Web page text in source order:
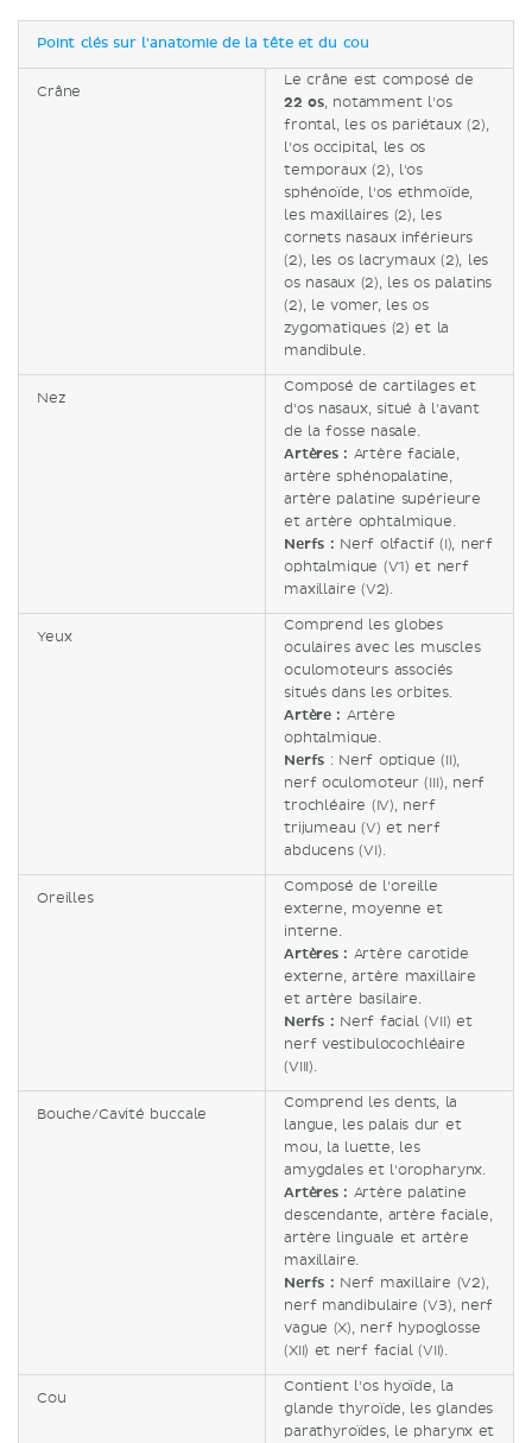
Point clés sur l'anatomie de la tête et du cou
Crâne
Le crâne est composé de
22 os, notamment l'os
frontal, les os pariétaux (2),
l'os occipital, les os
temporaux (2), l'os
sphénoïde, l'os ethmoïde,
les maxillaires (2), les
cornets nasaux inférieurs
(2), les os lacrymaux (2), les
os nasaux (2), les os palatins
(2), le vomer, les os
zygomatiques (2) et la
mandibule.
Nez
Composé de cartilages et
d'os nasaux, situé à l'avant
de la fosse nasale.
Artères : Artère faciale,
artère sphénopalatine,
artère palatine supérieure
et artère ophtalmique.
Nerfs : Nerf olfactif (I), nerf
ophtalmique (V1) et nerf
maxillaire (V2).
Yeux
Comprend les globes
oculaires avec les muscles
oculomoteurs associés
situés dans les orbites.
Artère : Artère
ophtalmique.
Nerfs : Nerf optique (II),
nerf oculomoteur (III), nerf
trochléaire (IV), nerf
trijumeau (V) et nerf
abducens (VI).
Oreilles
Composé de l'oreille
externe, moyenne et
interne.
Artères : Artère carotide
externe, artère maxillaire
et artère basilaire.
Nerfs : Nerf facial (VII) et
nerf vestibulocochléaire
(VIII).
Bouche/Cavité buccale
Comprend les dents, la
langue, les palais dur et
mou, la luette, les
amygdales et l'oropharynx.
Artères : Artère palatine
descendante, artère faciale,
artère linguale et artère
maxillaire.
Nerfs : Nerf maxillaire (V2),
nerf mandibulaire (V3), nerf
vague (X), nerf hypoglosse
(XII) et nerf facial (VII).
Cou
Contient l'os hyoïde, la
glande thyroïde, les glandes
parathyroïdes, le pharynx et